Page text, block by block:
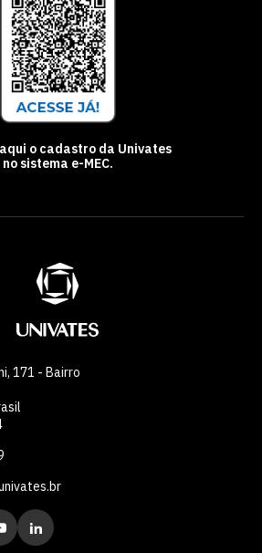
o cadastro da Univates
no sistema e-MEC.
171 - Bairro